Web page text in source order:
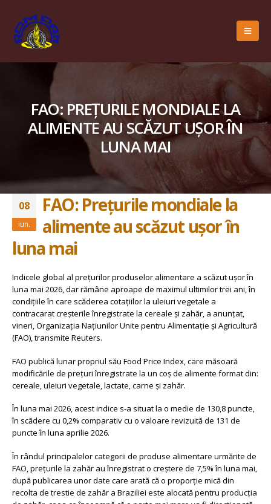
FAO: PREŢURILE MONDIALE LA
ALIMENTE AU SCĂZUT UŞOR ÎN
LUNA MAI
08
iun.
FAO: Preţurile mondiale la
alimente au scăzut uşor în
luna mai
Indicele global al preţurilor produselor alimentare a scăzut uşor în
luna mai 2026, dar rămâne aproape de maximul ultimilor trei ani, în
condiţiile în care scăderea cotaţiilor la uleiuri vegetale a
contracarat creşterile înregistrate la cereale şi zahăr, a anunţat,
vineri, Organizaţia Naţiunilor Unite pentru Alimentaţie şi Agricultură
(FAO), transmite Reuters.
FAO publică lunar propriul său Food Price Index, care măsoară
modificările de preţuri înregistrate la un coş de alimente format din:
cereale, uleiuri vegetale, lactate, carne şi zahăr.
În luna mai 2026, acest indice s-a situat la o medie de 130,8 puncte,
în scădere cu 0,2% comparativ cu o valoare revizuită de 131 de
puncte în luna aprilie 2026.
În rândul principalelor categorii de produse alimentare urmărite de
FAO, preţurile la zahăr au înregistrat o creştere de 7,5% în luna mai,
după publicarea unor date care arată că o proporţie mică din
recolta de trestie de zahăr a Braziliei este alocată pentru producţia